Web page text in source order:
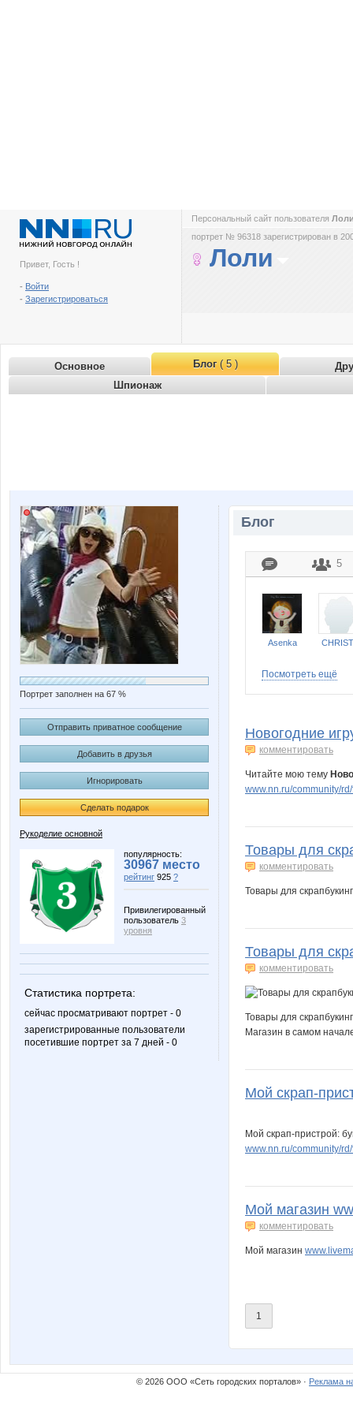
Привет, Гость !
- Войти
- Зарегистрироваться
Персональный сайт пользователя
портрет № 96318 зарегистрирован в
Лоли
Основное Блог( 5 )
Шпионаж
Портрет заполнен на 67 %
Отправить приватное сообщение
Добавить в друзья
Игнорировать
Сделать подарок
Рукоделие основной
популярность:
30967 место
рейтинг 925 ?
Привилегированный
пользователь 3
уровня
Статистика портрета:
сейчас просматривают портрет - 0
зарегистрированные пользователи
посетившие портрет за 7 дней - 0
Блог
5
Asenka
Саровчанка
Посмотреть ещё
Новогодние
комментировать
Читайте мою тему
www.nn.ru/community/
Товары для
комментировать
Товары для
Товары для
комментировать
Товары для
Магазин в самом
Мой скрап-
Мой скрап-пристрой:
www.nn.ru/community/
Мой магазин
комментировать
Мой магазин
1
© 2026 ООО «Сеть городских порталов» · Реклама